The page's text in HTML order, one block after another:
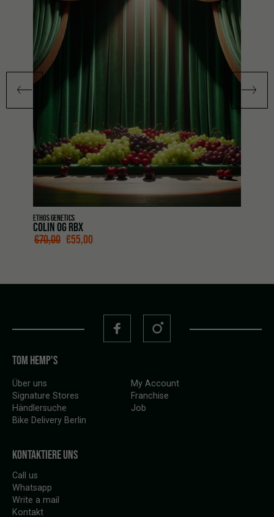
ETHOS GENETICS
COLIN OG RBX
€70,00 URSPRÜNGLICHER PREIS WAR: €70,00
€55,00AKTUELLER PREIS IST: €55,00.
TOM HEMP'S
Über uns
Signature Stores
Händlersuche
Bike Delivery Berlin
My Account
Franchise
Job
KONTAKTIERE UNS
Call us
Whatsapp
Write a mail
Kontakt